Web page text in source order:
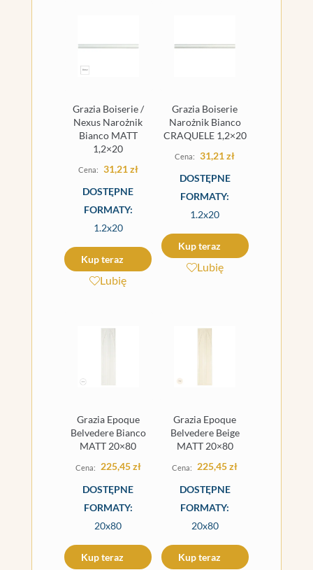
Grazia Boiserie /
Nexus Narożnik
Bianco MATT
1,2×20
31,21zł
DOSTĘPNE
FORMATY:
1.2x20
Kup teraz
Lubię
Grazia Boiserie
Narożnik Bianco
CRAQUELE 1,2×20
31,21zł
DOSTĘPNE
FORMATY:
1.2x20
Kup teraz
Lubię
Grazia Epoque
Belvedere Bianco
MATT 20×80
225,45zł
DOSTĘPNE
FORMATY:
20x80
Kup teraz
Grazia Epoque
Belvedere Beige
MATT 20×80
225,45zł
DOSTĘPNE
FORMATY:
20x80
Kup teraz